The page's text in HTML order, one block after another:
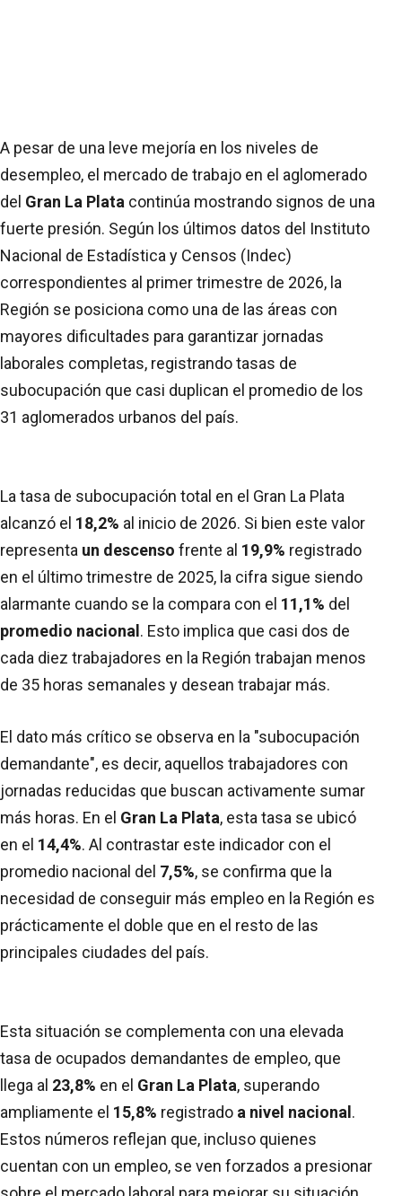
A pesar de una leve mejoría en los niveles de
desempleo, el mercado de trabajo en el aglomerado
del Gran La Plata continúa mostrando signos de una
fuerte presión. Según los últimos datos del Instituto
Nacional de Estadística y Censos (Indec)
correspondientes al primer trimestre de 2026, la
Región se posiciona como una de las áreas con
mayores dificultades para garantizar jornadas
laborales completas, registrando tasas de
subocupación que casi duplican el promedio de los
31 aglomerados urbanos del país.
La tasa de subocupación total en el Gran La Plata
alcanzó el 18,2% al inicio de 2026. Si bien este valor
representa un descenso frente al 19,9% registrado
en el último trimestre de 2025, la cifra sigue siendo
alarmante cuando se la compara con el 11,1% del
promedio nacional. Esto implica que casi dos de
cada diez trabajadores en la Región trabajan menos
de 35 horas semanales y desean trabajar más.
El dato más crítico se observa en la "subocupación
demandante", es decir, aquellos trabajadores con
jornadas reducidas que buscan activamente sumar
más horas. En el Gran La Plata, esta tasa se ubicó
en el 14,4%. Al contrastar este indicador con el
promedio nacional del 7,5%, se confirma que la
necesidad de conseguir más empleo en la Región es
prácticamente el doble que en el resto de las
principales ciudades del país.
Esta situación se complementa con una elevada
tasa de ocupados demandantes de empleo, que
llega al 23,8% en el Gran La Plata, superando
ampliamente el 15,8% registrado a nivel nacional.
Estos números reflejan que, incluso quienes
cuentan con un empleo, se ven forzados a presionar